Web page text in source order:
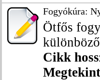
Fogyókúra:
Ötfős
Cikk